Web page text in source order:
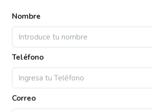
Nombre
Teléfono
Correo